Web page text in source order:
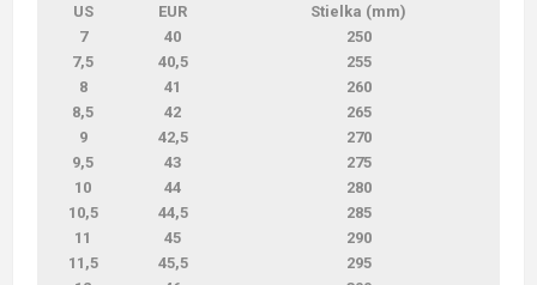
US EUR
Stielka (mm)
7
40
250
7,5
40,5
255
8
41
260
8,5
42
265
9
42,5
270
9,5
43
275
10
44
280
10,5
44,5
285
11
45
290
11,5
45,5
295